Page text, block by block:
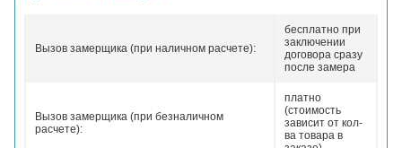
Вызов замерщика (при наличном расчете):
бесплатно при
заключении
договора сразу
после замера
Вызов замерщика (при безналичном
расчете):
платно
(стоимость
зависит от кол-
ва товара в